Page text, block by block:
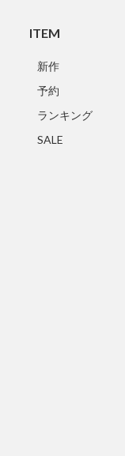
ITEM
新作
予約
ランキング
SALE